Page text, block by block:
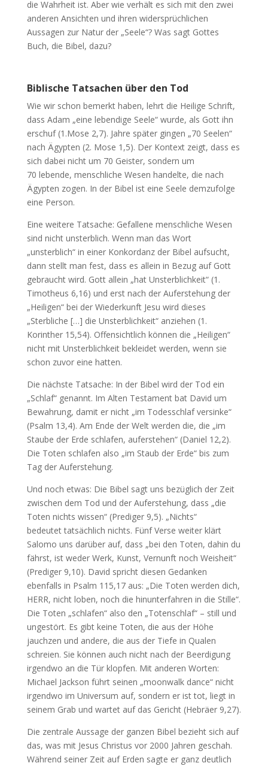
die Wahrheit ist. Aber wie verhält es sich mit den zwei
anderen Ansichten und ihren widersprüchlichen
Aussagen zur Natur der „Seele“? Was sagt Gottes
Buch, die Bibel, dazu?
Biblische Tatsachen über den Tod
Wie wir schon bemerkt haben, lehrt die Heilige Schrift,
dass Adam „eine lebendige Seele“ wurde, als Gott ihn
erschuf (1.Mose 2,7). Jahre später gingen „70 Seelen“
nach Ägypten (2. Mose 1,5). Der Kontext zeigt, dass es
sich dabei nicht um 70 Geister, sondern um
70 lebende, menschliche Wesen handelte, die nach
Ägypten zogen. In der Bibel ist eine Seele demzufolge
eine Person.
Eine weitere Tatsache: Gefallene menschliche Wesen
sind nicht unsterblich. Wenn man das Wort
„unsterblich“ in einer Konkordanz der Bibel aufsucht,
dann stellt man fest, dass es allein in Bezug auf Gott
gebraucht wird. Gott allein „hat Unsterblichkeit“ (1.
Timotheus 6,16) und erst nach der Auferstehung der
„Heiligen“ bei der Wiederkunft Jesu wird dieses
„Sterbliche […] die Unsterblichkeit“ anziehen (1.
Korinther 15,54). Offensichtlich können die „Heiligen“
nicht mit Unsterblichkeit bekleidet werden, wenn sie
schon zuvor eine hatten.
Die nächste Tatsache: In der Bibel wird der Tod ein
„Schlaf“ genannt. Im Alten Testament bat David um
Bewahrung, damit er nicht „im Todesschlaf versinke“
(Psalm 13,4). Am Ende der Welt werden die, die „im
Staube der Erde schlafen, auferstehen“ (Daniel 12,2).
Die Toten schlafen also „im Staub der Erde“ bis zum
Tag der Auferstehung.
Und noch etwas: Die Bibel sagt uns bezüglich der Zeit
zwischen dem Tod und der Auferstehung, dass „die
Toten nichts wissen“ (Prediger 9,5). „Nichts“
bedeutet tatsächlich nichts. Fünf Verse weiter klärt
Salomo uns darüber auf, dass „bei den Toten, dahin du
fährst, ist weder Werk, Kunst, Vernunft noch Weisheit“
(Prediger 9,10). David spricht diesen Gedanken
ebenfalls in Psalm 115,17 aus: „Die Toten werden dich,
HERR, nicht loben, noch die hinunterfahren in die Stille“.
Die Toten „schlafen“ also den „Totenschlaf“ – still und
ungestört. Es gibt keine Toten, die aus der Höhe
jauchzen und andere, die aus der Tiefe in Qualen
schreien. Sie können auch nicht nach der Beerdigung
irgendwo an die Tür klopfen. Mit anderen Worten:
Michael Jackson führt seinen „moonwalk dance“ nicht
irgendwo im Universum auf, sondern er ist tot, liegt in
seinem Grab und wartet auf das Gericht (Hebräer 9,27).
Die zentrale Aussage der ganzen Bibel bezieht sich auf
das, was mit Jesus Christus vor 2000 Jahren geschah.
Während seiner Zeit auf Erden sagte er ganz deutlich